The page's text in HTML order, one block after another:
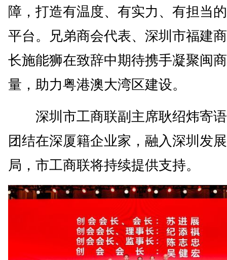
障，打造有温度、有实力、有担当
平台。兄弟商会代表、深圳市福建
长施能狮在致辞中期待携手凝聚闽
量，助力粤港澳大湾区建设。
深圳市工商联副主席耿绍炜寄
团结在深厦籍企业家，融入深圳发
局，市工商联将持续提供支持。